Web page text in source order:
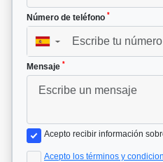
Número de teléfono *
▼
Mensaje *
Acepto recibir información
Acepto los términos y